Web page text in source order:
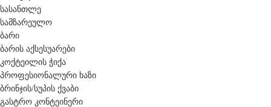
სასანთლე
სამზარეულო
ბარი
ბარის აქსესუარები
კოქტეილის ჭიქა
პროფესიონალური ხაზი
ბრინჯის/სუპის ქვაბი
გასტრო კონტეინერი